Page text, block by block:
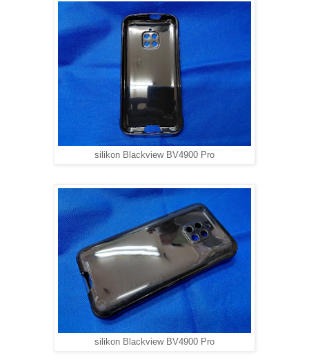
silikon Blackview BV4900 Pro
silikon Blackview BV4900 Pro